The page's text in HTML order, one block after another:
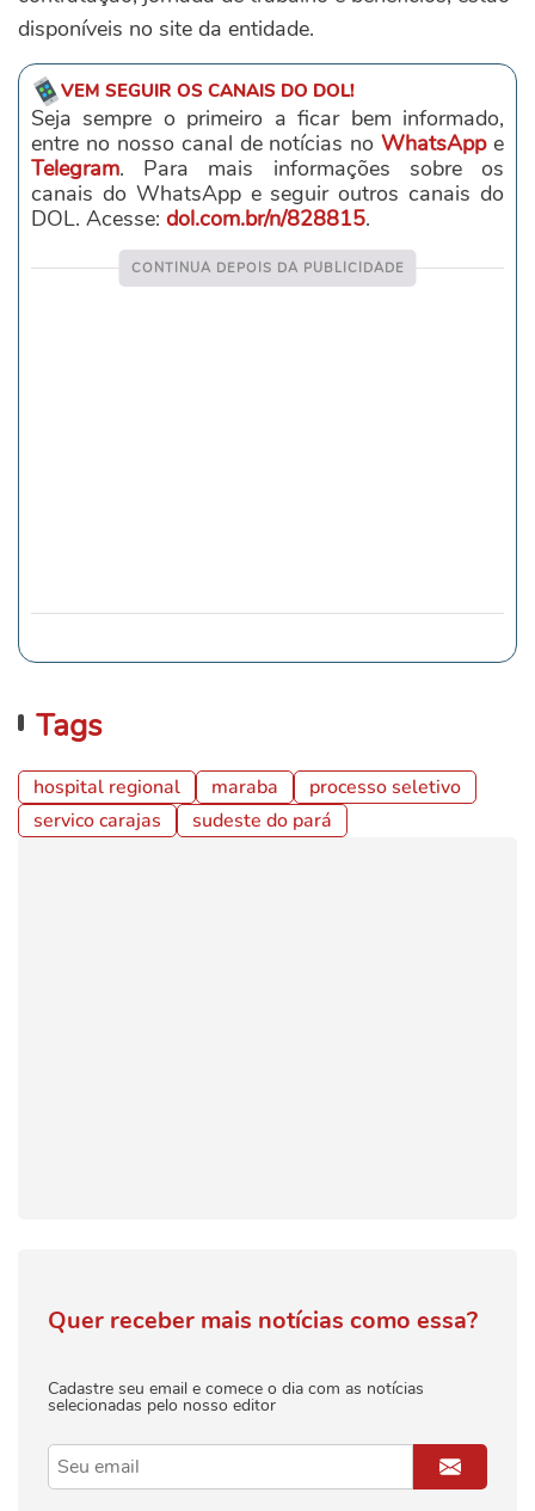
disponíveis no site da entidade.
VEM SEGUIR OS CANAIS DO DOL!
Seja sempre o primeiro a ficar bem informado,
entre no nosso canal de notícias noWhatsAppe
Telegram. Para mais informações sobre os
canais do WhatsApp e seguir outros canais do
DOL. Acesse: dol.com.br/n/828815.
Tags
hospital regional maraba
processo seletivo
servico carajas
sudeste do pará
Quer receber mais notícias como essa?
Cadastre seu email e comece o dia com as notícias
selecionadas pelo nosso editor